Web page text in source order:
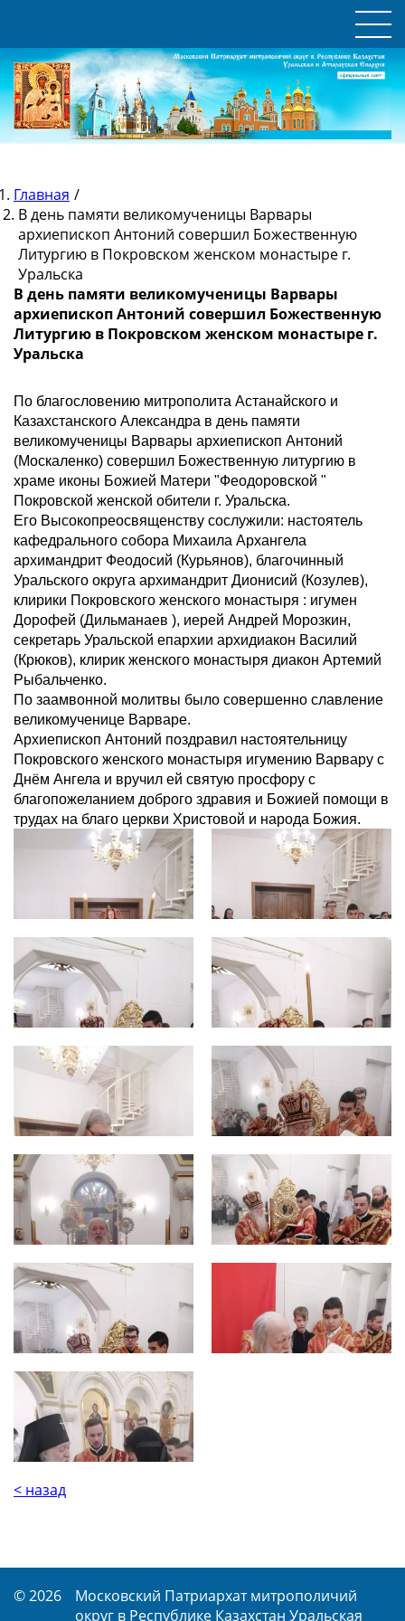
Главная /
В день памяти великомученицы Варвары
архиепископ Антоний совершил Божественную
Литургию в Покровском женском монастыре г.
Уральска
В день памяти великомученицы Варвары
архиепископ Антоний совершил Божественную
Литургию в Покровском женском монастыре г.
Уральска
По благословению митрополита Астанайского и
Казахстанского Александра в день памяти
великомученицы Варвары архиепископ Антоний
(Москаленко) совершил Божественную литургию в
храме иконы Божией Матери "Феодоровской "
Покровской женской обители г. Уральска.
Его Высокопреосвященству сослужили: настоятель
кафедрального собора Михаила Архангела
архимандрит Феодосий (Курьянов), благочинный
Уральского округа архимандрит Дионисий (Козулев),
клирики Покровского женского монастыря : игумен
Дорофей (Дильманаев ), иерей Андрей Морозкин,
секретарь Уральской епархии архидиакон Василий
(Крюков), клирик женского монастыря диакон Артемий
Рыбальченко.
По заамвонной молитвы было совершенно славление
великомученице Варваре.
Архиепископ Антоний поздравил настоятельницу
Покровского женского монастыря игумению Варвару с
Днём Ангела и вручил ей святую просфору с
благопожеланием доброго здравия и Божией помощи в
трудах на благо церкви Христовой и народа Божия.
< назад
© 2026
Московский Патриархат митрополичий
округ в Республике Казахстан Уральская